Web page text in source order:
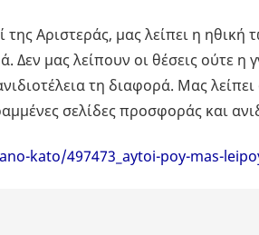
της Αριστεράς, μας λείπει η
Δεν μας λείπουν οι θέσεις ούτε
τη διαφορά. Μας
σελίδες προσφοράς και
kato/497473_aytoi-poy-mas-